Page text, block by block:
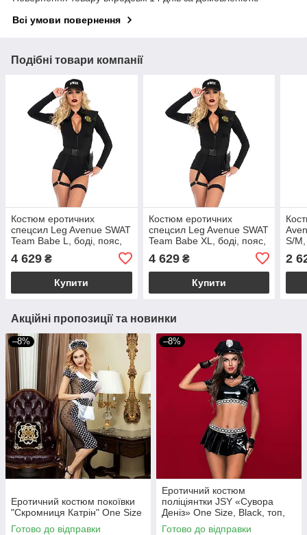
Всі умови повернення
Подібні товари компанії
Костюм еротичних
спецсил Leg Avenue SWAT
Team Babe L, боді, пояс,
підв’язки, іграшкова рація,
кепка
4 629 ₴
Купити
Костюм еротичних
спецсил Leg Avenue SWAT
Team Babe XL, боді, пояс,
підв’язки, іграшкова рація,
кепка
4 629₴
Купити
S/M,
2
Акційні пропозиції та новинки
–8%
Еротичний костюм покоївки
"Скромниця Катрін" One Size
Готово до відправки
–8%
Еротичний костюм
поліціянтки JSY «Сувора
Деніз» One Size, Black, топ,
спідниця, рукавички, кашкет
Готово до відправки